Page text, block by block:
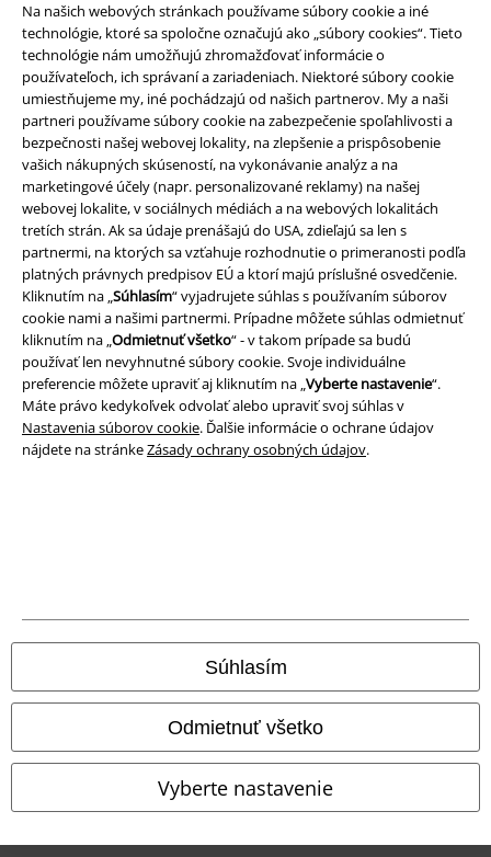
Na našich webových stránkach používame súbory cookie a iné
technológie, ktoré sa spoločne označujú ako „súbory cookies“. Tieto
technológie nám umožňujú zhromažďovať informácie o
používateľoch, ich správaní a zariadeniach. Niektoré súbory cookie
umiestňujeme my, iné pochádzajú od našich partnerov. My a naši
partneri používame súbory cookie na zabezpečenie spoľahlivosti a
bezpečnosti našej webovej lokality, na zlepšenie a prispôsobenie
vašich nákupných skúseností, na vykonávanie analýz a na
marketingové účely (napr. personalizované reklamy) na našej
webovej lokalite, v sociálnych médiách a na webových lokalitách
tretích strán. Ak sa údaje prenášajú do USA, zdieľajú sa len s
partnermi, na ktorých sa vzťahuje rozhodnutie o primeranosti podľa
platných právnych predpisov EÚ a ktorí majú príslušné osvedčenie.
Kliknutím na „Súhlasím“ vyjadrujete súhlas s používaním súborov
cookie nami a našimi partnermi. Prípadne môžete súhlas odmietnuť
kliknutím na „Odmietnuť všetko“ - v takom prípade sa budú
používať len nevyhnutné súbory cookie. Svoje individuálne
preferencie môžete upraviť aj kliknutím na „Vyberte nastavenie“.
Máte právo kedykoľvek odvolať alebo upraviť svoj súhlas v
Nastavenia súborov cookie. Ďalšie informácie o ochrane údajov
nájdete na stránkeZásady ochrany osobných údajov.
Súhlasím
Odmietnuť všetko
Vyberte nastavenie
Právne informácie
Podmienky
Imprint
Ochrana osobných údajov
Likvidácia odpadu a ochrana životného prostredia
Vyhlásenie o zhode
Všetky ceny sú vrátane DPH, bez poštovného abalného
© 1986-2026 EMP Merchandising
Naše online obchody